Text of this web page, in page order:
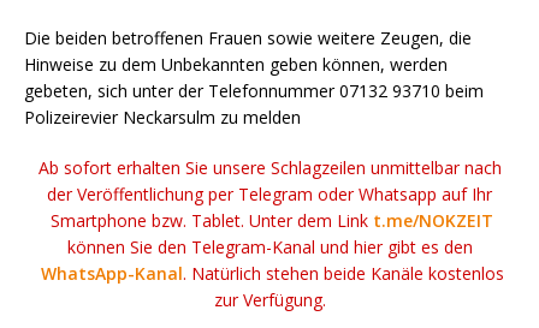
Die beiden betroffenen Frauen sowie weitere Zeugen, die
Hinweise zu dem Unbekannten geben können, werden
gebeten, sich unter der Telefonnummer 07132 93710 beim
Polizeirevier Neckarsulm zu melden
Ab sofort erhalten Sie unsere Schlagzeilen unmittelbar nach
der Veröffentlichung per Telegram oder Whatsapp auf Ihr
Smartphone bzw. Tablet. Unter dem Link t.me/NOKZEIT
können Sie den Telegram-Kanal und hier gibt es den
WhatsApp-Kanal. Natürlich stehen beide Kanäle kostenlos
zur Verfügung.